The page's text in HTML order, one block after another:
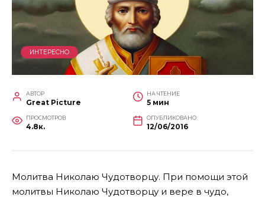
ИНТЕРЕСНО
АВТОР
Great Picture
НА ЧТЕНИЕ
5 мин
ПРОСМОТРОВ
4.8к.
ОПУБЛИКОВАНО
12/06/2016
Молитва Николаю Чудотворцу. При помощи этой
молитвы Николаю Чудотворцу и вере в чудо,